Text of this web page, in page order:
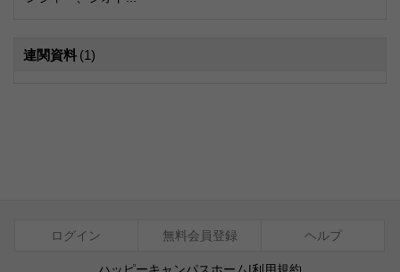
連関資料 (1)
ログイン 無料会員登録 ヘルプ